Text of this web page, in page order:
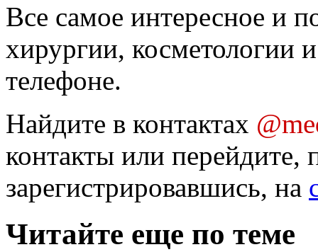
Все самое интересное и
хирургии, косметологии
телефоне.
Найдите в контактах
контакты или перейдите,
зарегистрировавшись, на
Читайте еще по теме